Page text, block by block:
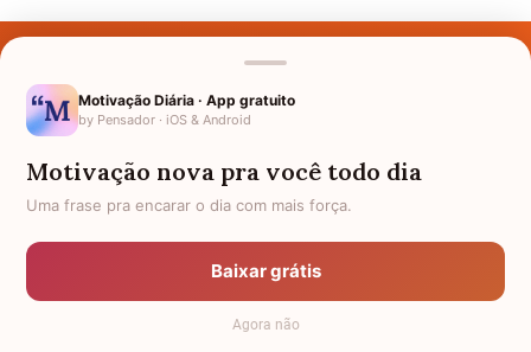
Nomes pelo Mundo
Política de Privacidade
Anuncie
Termos de Uso
Motivação Diária · App gratuito
by Pensador · iOS & Android
Motivação nova pra você todo dia
Uma frase pra encarar o dia com mais força.
Baixar grátis
Agora não